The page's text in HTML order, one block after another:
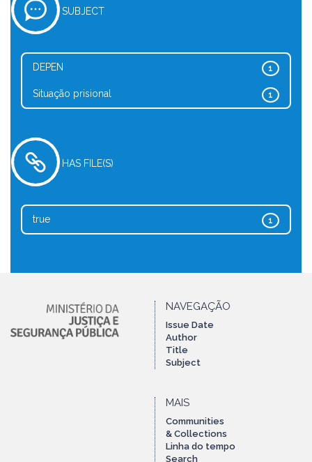
SUBJECT
1
DEPEN
1
Situação prisional
HAS FILE(S)
1
true
NAVEGAÇÃO
Issue Date
Author
Title
Subject
MAIS
Communities
& Collections
Linha do tempo
Search